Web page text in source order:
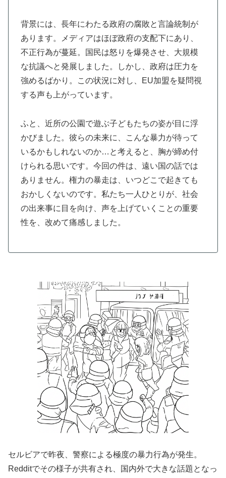
背景には、長年にわたる政府の腐敗と言論統制が
あります。メディアはほぼ政府の支配下にあり、
不正行為が蔓延。国民は怒りを爆発させ、大規模
な抗議へと発展しました。しかし、政府は圧力を
強めるばかり。この状況に対し、EU加盟を疑問視
する声も上がっています。
ふと、近所の公園で遊ぶ子どもたちの姿が目に浮
かびました。彼らの未来に、こんな暴力が待って
いるかもしれないのか…と考えると、胸が締め付
けられる思いです。今回の件は、遠い国の話では
ありません。権力の暴走は、いつどこで起きても
おかしくないのです。私たち一人ひとりが、社会
の出来事に目を向け、声を上げていくことの重要
性を、改めて痛感しました。
セルビアで昨夜、警察による極度の暴力行為が発生。
Redditでその様子が共有され、国内外で大きな話題となっ